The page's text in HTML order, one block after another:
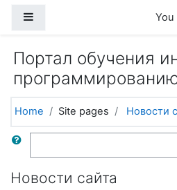
You
Портал обучения
Home Site pages Новости
Search
Новости сайта